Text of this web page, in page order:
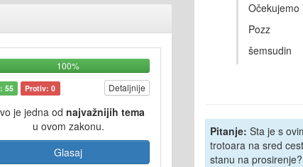
100%
55 Protiv: 0 Detaljnije
je jedna od najvažnijih tema
u ovom zakonu.
Glasaj
Očekujemo
Pozz
šemsudin
Pitanje: Sta je s
trotoara na sred
stanu na prosirenje?